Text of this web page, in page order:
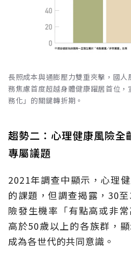
長照成本與通膨壓力雙重夾擊，國
務焦慮首度超越身體健康躍居首位
務化」的關鍵轉折期。
趨勢二：心理健康風險全
專屬議題
2021年調查中顯示，心理
的課題，但調查揭露，30
險發生機率「有點高或非
高於50歲以上的各族群，
成為各世代的共同意識。